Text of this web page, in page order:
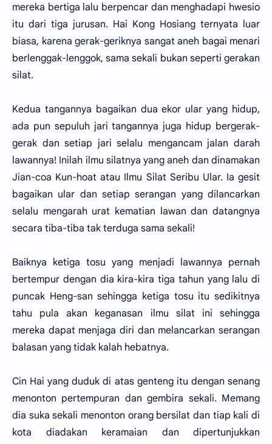
mereka bertiga lalu berpencar dan menghadapi hwesio
itu dari tiga jurusan. Hai Kong Hosiang ternyata luar
biasa, karena gerak-geriknya sangat aneh bagai menari
berlenggak-lenggok, sama sekali bukan seperti gerakan
silat.
Kedua tangannya bagaikan dua ekor ular yang hidup,
ada pun sepuluh jari tangannya juga hidup bergerak-
gerak dan setiap jari selalu mengancam jalan darah
lawannya! Inilah ilmu silatnya yang aneh dan dinamakan
Jian-coa Kun-hoat atau Ilmu Silat Seribu Ular. Ia gesit
bagaikan ular dan setiap serangan yang dilancarkan
selalu mengarah urat kematian lawan dan datangnya
secara tiba-tiba tak terduga sama sekali!
Baiknya ketiga tosu yang menjadi lawannya pernah
bertempur dengan dia kira-kira tiga tahun yang lalu di
puncak Heng-san sehingga ketiga tosu itu sedikitnya
tahu pula akan keganasan ilmu silat ini sehingga
mereka dapat menjaga diri dan melancarkan serangan
balasan yang tidak kalah hebatnya.
Cin Hai yang duduk di atas genteng itu dengan senang
menonton pertempuran dan gembira sekali. Memang
dia suka sekali menonton orang bersilat dan tiap kali di
kota diadakan keramaian dan dipertunjukkan